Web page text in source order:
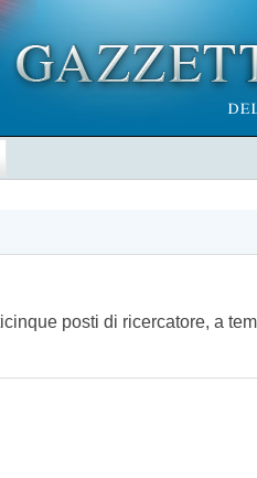
posti di ricercatore, a